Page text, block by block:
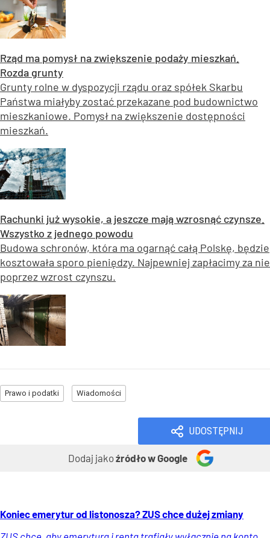
Rząd ma pomysł na zwiększenie podaży mieszkań.
Rozda grunty
Grunty rolne w dyspozycji rządu oraz spółek Skarbu
Państwa miałyby zostać przekazane pod budownictwo
mieszkaniowe. Pomysł na zwiększenie dostępności
mieszkań.
Rachunki już wysokie, a jeszcze mają wzrosnąć czynsze.
Wszystko z jednego powodu
Budowa schronów, która ma ogarnąć całą Polskę, będzie
kosztowała sporo pieniędzy. Najpewniej zapłacimy za nie
poprzez wzrost czynszu.
Prawo i podatki Wiadomości
UDOSTĘPNIJ
Dodaj jakoźródło w Google
Koniec emerytur od listonosza? ZUS chce dużej zmiany